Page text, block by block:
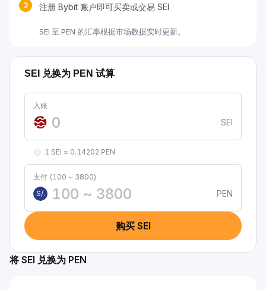
3 注册 Bybit 账户即可买卖或交易 SEI
SEI 至 PEN 的汇率根据市场数据实时更新。
SEI 兑换为 PEN 试算
入账
SEI
1 SEI ≈ 0.14202 PEN
支付 (100 ~ 3800)
S/.
PEN
购买 SEI
将 SEI 兑换为 PEN